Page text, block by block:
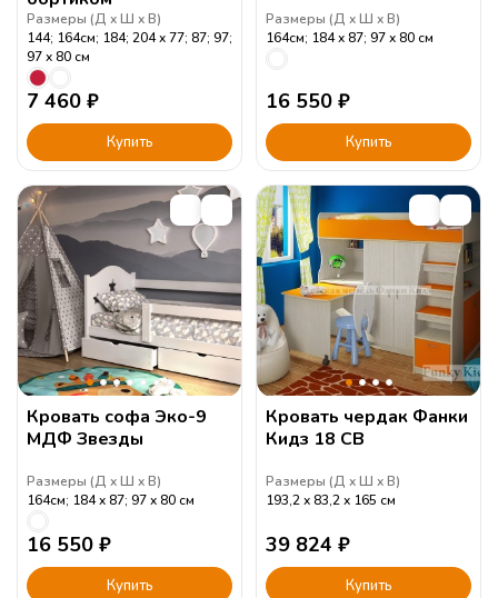
Размеры (Д Ш В)
144; 164см; 184; 204
77; 87; 97;
97
80 см
7 460 ₽
Купить
Размеры (Д Ш В)
164см; 184
87; 97 80 см
16 550 ₽
Купить
Кровать софа Эко-9
МДФ Звезды
Размеры (Д Ш В)
164см; 184
87; 97 80 см
16 550 ₽
Купить
Кровать чердак Фанки
Кидз 18 СВ
Размеры (Д Ш В)
193,2
83,2 165 см
39 824 ₽
Купить